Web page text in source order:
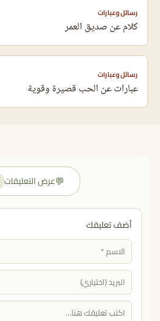
رسائل وعبارات
كلام عن صديق العمر
رسائل وعبارات
عبارات عن الحب قصيرة وقوية
💬عرض التعليقات
أضف تعليقك